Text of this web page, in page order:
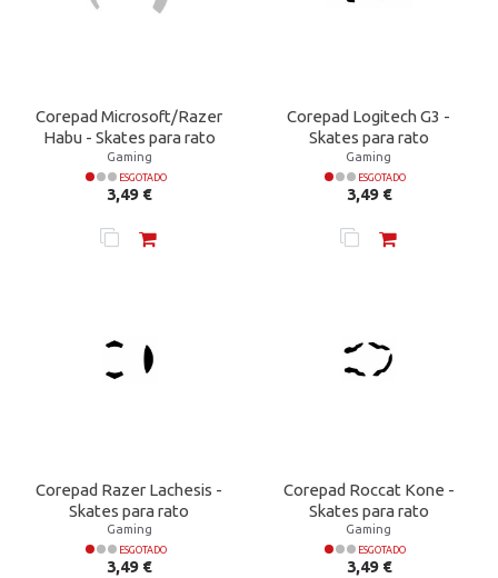
Corepad Microsoft/Razer
Habu - Skates para rato
Gaming
ESGOTADO
Preço
3,49 €
Corepad Logitech G3 -
Skates para rato
Gaming
ESGOTADO
Preço
3,49 €
Corepad Razer Lachesis -
Skates para rato
Gaming
ESGOTADO
Preço
3,49 €
Corepad Roccat Kone -
Skates para rato
Gaming
ESGOTADO
Preço
3,49 €